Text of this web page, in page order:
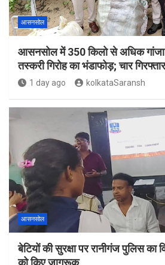
आसनसोल
आसनसोल में 350 किलो से अधिक गांजा
तस्करी गिरोह का भंडाफोड़; चार गिरफ्तार
1 day ago kolkataSaransh
आसनसोल
बेटियों की सुरक्षा पर रानीगंज पुलिस
को किए जागरूक